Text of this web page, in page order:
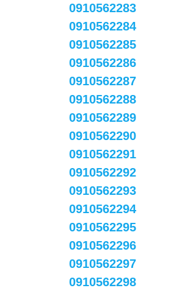
0910562283
0910562284
0910562285
0910562286
0910562287
0910562288
0910562289
0910562290
0910562291
0910562292
0910562293
0910562294
0910562295
0910562296
0910562297
0910562298